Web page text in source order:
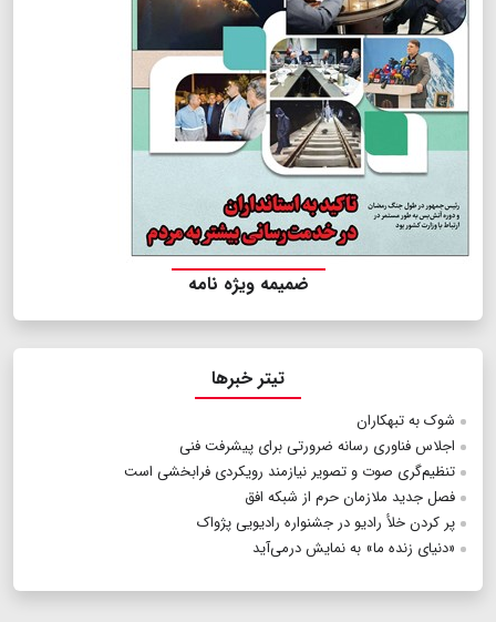
ضمیمه ویژه نامه
تیتر خبرها
شوک ‌به تبهکاران
اجلاس فناوری رسانه ضرورتی برای پیشرفت فنی
تنظیم‌گری صوت و تصویر نیازمند رویکردی فرابخشی است
فصل جدید ملازمان حرم از شبکه افق
پر کردن خلأ رادیو در جشنواره رادیویی پژواک
«دنیای زنده ما» به نمایش درمی‌آید